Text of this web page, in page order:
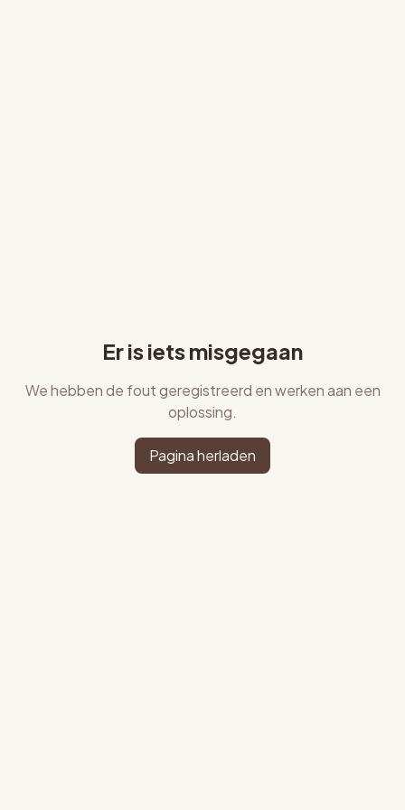
Er is iets misgegaan
We hebben de fout geregistreerd en werken aan een
oplossing.
Pagina herladen